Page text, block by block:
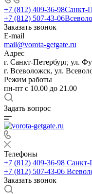
+7 (812) 409-36-98Санкт-
+7 (812) 507-43-06
Заказать звонок
E-mail
mail@vorota-getgate.ru
Адрес
г. Санкт-Петербург, ул.
г. Всеволожск, ул.
Режим работы
пн-пт c 10.00 до 21.00
Задать вопрос
Телефоны
+7 (812) 409-36-98 Санкт-
+7 (812) 507-43-06
Заказать звонок